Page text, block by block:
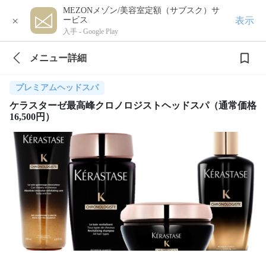
×
MEZONメゾン/美容室定額（サブスク）サ
ービス
入手 - Google Play
表示
メニュー詳細
プレミアムヘッドスパ
ケラスターゼ最高峰クロノロジストヘッドスパ（通常価格
16,500円）